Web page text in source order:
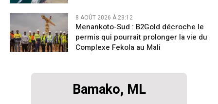
8 AOÛT 2026 À 23:12
Menankoto-Sud : B2Gold décroche le
permis qui pourrait prolonger la vie du
Complexe Fekola au Mali
Bamako, ML